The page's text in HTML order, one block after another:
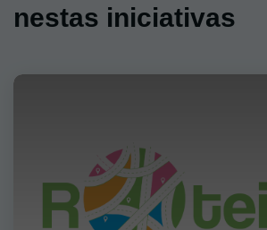
nestas iniciativas